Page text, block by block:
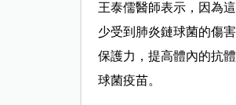
王泰儒醫師表示，因為
少受到肺炎鏈球菌的傷
保護力，提高體內的抗
球菌疫苗。